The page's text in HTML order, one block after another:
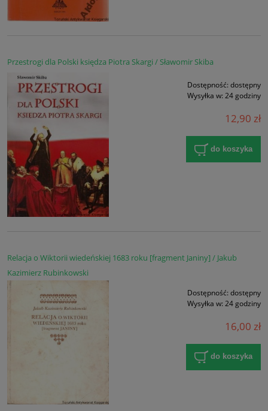
Przestrogi dla Polski księdza Piotra Skargi / Sławomir Skiba
Dostępność: dostępny
Wysyłka w: 24 godziny
12,90 zł
do koszyka
Relacja o Wiktorii wiedeńskiej 1683 roku [fragment Janiny] / Jakub
Kazimierz Rubinkowski
Dostępność: dostępny
Wysyłka w: 24 godziny
16,00 zł
do koszyka